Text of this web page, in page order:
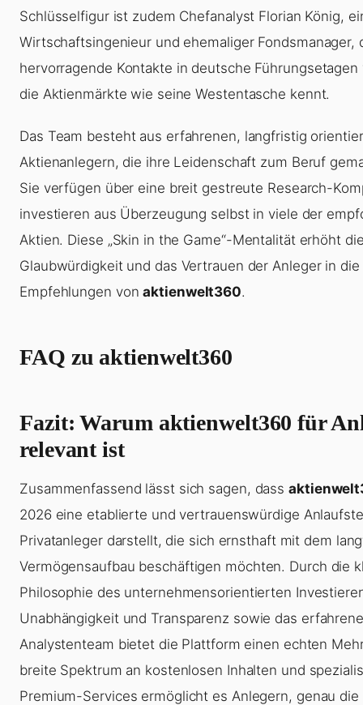
Schlüsselfigur ist zudem Chefanalyst Florian König,
Wirtschaftsingenieur und ehemaliger Fondsmanager,
hervorragende Kontakte in deutsche
die Aktienmärkte wie seine Westentasche kennt.
Das Team besteht aus erfahrenen, langfristig
Aktienanlegern, die ihre Leidenschaft zum Beruf
Sie verfügen über eine breit gestreute Research-
investieren aus Überzeugung selbst in viele der
Aktien. Diese „Skin in the Game“-Mentalität erhöht
Glaubwürdigkeit und das Vertrauen der Anleger in die
Empfehlungen vonaktienwelt360.
FAQ zu aktienwelt360
Fazit: Warum aktienwelt360 für
relevant ist
Zusammenfassend lässt sich sagen, dass
2026 eine etablierte und vertrauenswürdige
Privatanleger darstellt, die sich ernsthaft mit dem
Vermögensaufbau beschäftigen möchten. Durch die
Philosophie des unternehmensorientierten
Unabhängigkeit und Transparenz sowie das erfahrene
Analystenteam bietet die Plattform einen echten
breite Spektrum an kostenlosen Inhalten und
Premium-Services ermöglicht es Anlegern, genau die